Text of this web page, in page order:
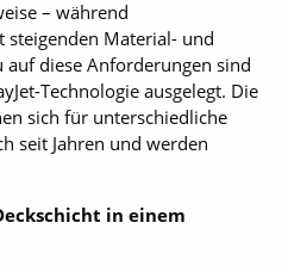
– während
Material- und
diese Anforderungen sind
Technologie ausgelegt. Die
sich für unterschiedliche
seit Jahren und werden
in einem